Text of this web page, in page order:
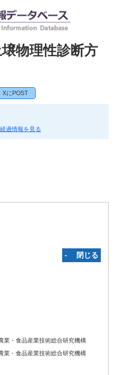
物理性診断方
XにPOST
経過情報を見る
‐ 閉じる
業・食品産業技術総合研究機構
業・食品産業技術総合研究機構